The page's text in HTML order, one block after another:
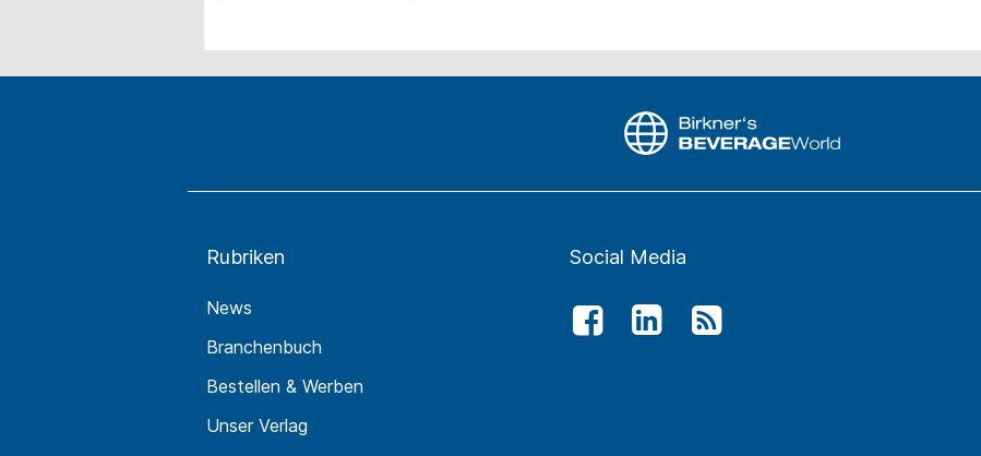
Rubriken
News
Branchenbuch
Bestellen & Werben
Unser Verlag
Social Media